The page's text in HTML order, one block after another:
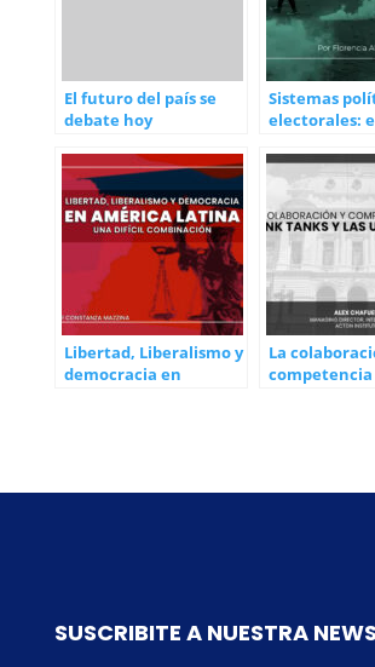
El futuro del país se
debate hoy
Sistemas
electorales:
Libertad, Liberalismo y
democracia en
La
SUSCRIBITE A NUESTRA